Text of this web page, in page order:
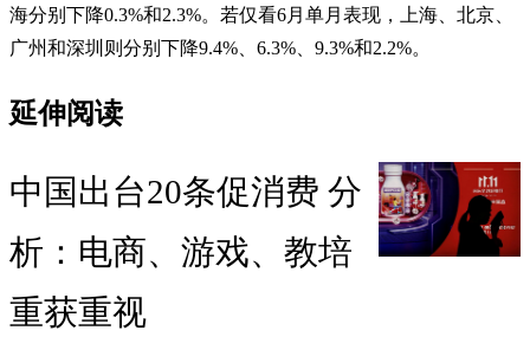
海分别下降0.3%和2.3%。若仅看6月单月表现，上海、北京、
广州和深圳则分别下降9.4%、6.3%、9.3%和2.2%。
延伸阅读
中国出台20条促消费 分
析：电商、游戏、教培
重获重视